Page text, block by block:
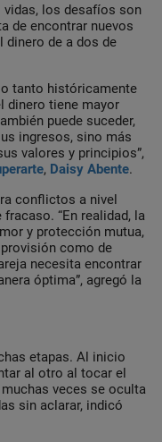
vidas, los desafíos son
de encontrar nuevos
dinero de a dos de
tanto históricamente
dinero tiene mayor
puede suceder,
ingresos, sino más
valores y principios”,
, Daisy Abente.
conflictos a nivel
“En realidad, la
y protección mutua,
como de
necesita encontrar
óptima”, agregó la
etapas. Al inicio
al otro al tocar el
veces se oculta
sin aclarar, indicó